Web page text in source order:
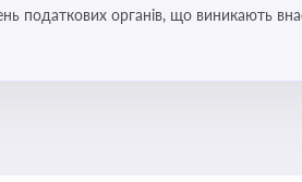
податкових органів, що виникають